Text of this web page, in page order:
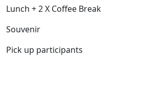
Lunch + 2 X Coffee Break
Souvenir
Pick up participants